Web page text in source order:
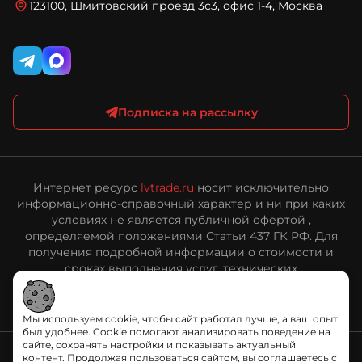
персональных данных
Подписка на рассылку
123100, Шмитовский проезд 3с3, офис 1-4, Москва
Интернет ресурс lvtrade.ru носит исключительно
информационно-справочный характер и ни при каких
условиях не является публичной офертой ,
определяемой положениями Статьи 437 ГК РФ. Для
получения подробной информации о стоимости и
сроках выполнения услуг, технических
характеристиках оборудования, пожалуйста,
обращайтесь к сотрудникам ООО «ЛВ Трейд».
Мы используем cookie, чтобы сайт работал лучше, а ваш опыт
был удобнее. Cookie помогают анализировать поведение на
сайте, сохранять настройки и показывать актуальный
контент. Продолжая пользоваться сайтом, вы соглашаетесь с